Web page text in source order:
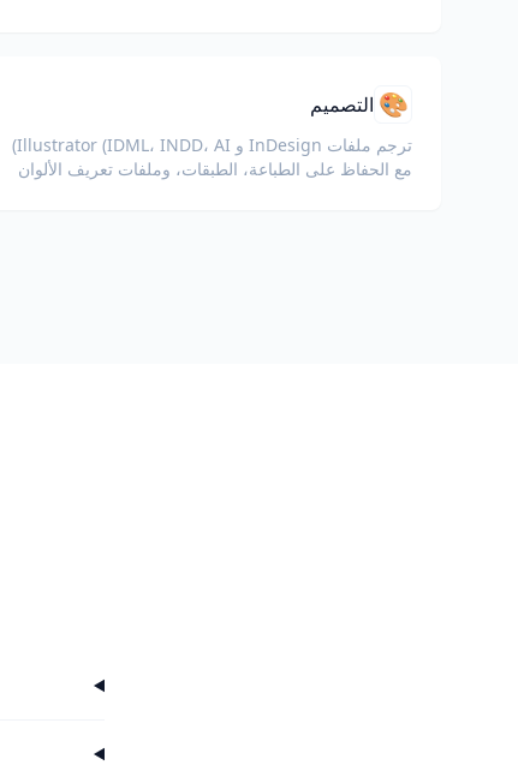
🎨 التصميم
ترجم ملفات InDesign و Illustrator (IDML، INDD، AI)
مع الحفاظ على الطباعة، الطبقات، وملفات تعريف الألوان